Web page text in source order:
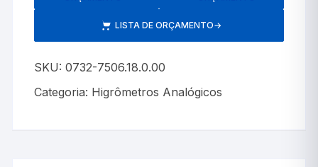
LISTA DE ORÇAMENTO→
SKU:0732-7506.18.0.00
Categoria: Higrômetros Analógicos